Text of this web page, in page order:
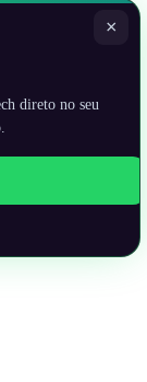
×
direto no seu